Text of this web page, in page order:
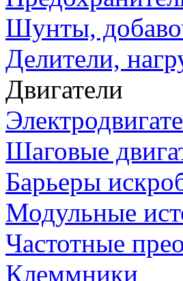
Шунты,
Делители,
Двигатели
Шаговые
Барьеры
Модульные
Частотные
Клеммники